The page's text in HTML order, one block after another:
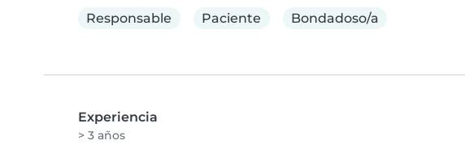
Responsable
Paciente Bondadoso/a
Experiencia
> 3 años